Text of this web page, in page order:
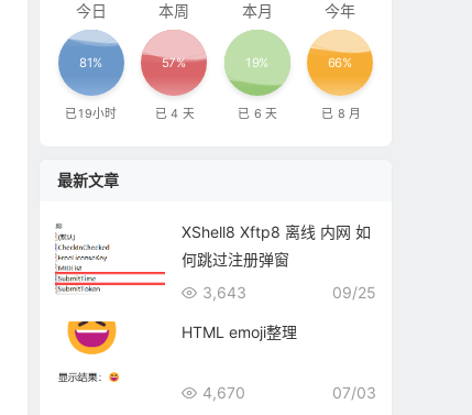
今日
81%
已19小时
本周
57%
已 4 天
本月
19%
已 6 天
今年
66%
已 8 月
最新文章
XShell8 Xftp8 离线 内网 如
何跳过注册弹窗
09/25
3,643
HTML emoji整理
07/03
4,670